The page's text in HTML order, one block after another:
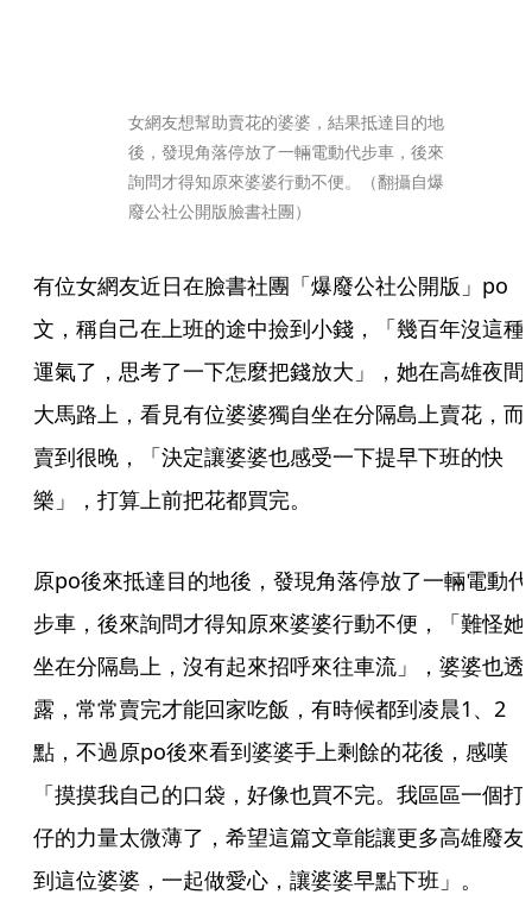
女網友想幫助賣花的婆婆，結果抵達目的地
後，發現角落停放了一輛電動代步車，後來
詢問才得知原來婆婆行動不便。（翻攝自爆
廢公社公開版臉書社團）
有位女網友近日在臉書社團「爆廢公社公開版」po
文，稱自己在上班的途中撿到小錢，「幾百年沒這種
運氣了，思考了一下怎麼把錢放大」，她在高雄夜間
大馬路上，看見有位婆婆獨自坐在分隔島上賣花，而
賣到很晚，「決定讓婆婆也感受一下提早下班的快
樂」，打算上前把花都買完。
原po後來抵達目的地後，發現角落停放了一輛電動代
步車，後來詢問才得知原來婆婆行動不便，「難怪她
坐在分隔島上，沒有起來招呼來往車流」，婆婆也透
露，常常賣完才能回家吃飯，有時候都到凌晨1、2
點，不過原po後來看到婆婆手上剩餘的花後，感嘆
「摸摸我自己的口袋，好像也買不完。我區區一個打
仔的力量太微薄了，希望這篇文章能讓更多高雄廢友
到這位婆婆，一起做愛心，讓婆婆早點下班」。